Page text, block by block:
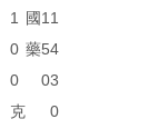
1
0
0
克
國
藥
1
5
0
1
4
3
0